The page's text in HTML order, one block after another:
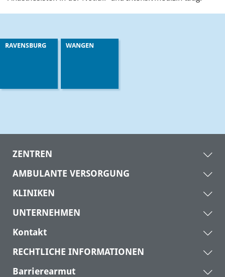
RAVENSBURG WANGEN
ZENTREN
AMBULANTE VERSORGUNG
KLINIKEN
UNTERNEHMEN
Kontakt
RECHTLICHE INFORMATIONEN
Barrierearmut